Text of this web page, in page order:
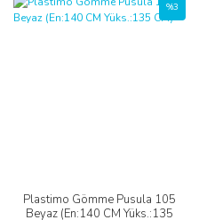
Plastimo Gömme Pusula 105
Beyaz (En:140 CM Yüks.:135
%3